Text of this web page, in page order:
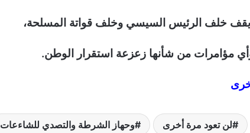
خلف الرئيس السيسي وخلف قواتة المسلحة،
مؤامرات من شأنها زعزعة استقرار الوطن.
لن تعود مرة أخرى وحهاز الشرطة والتصدي للشاءعات